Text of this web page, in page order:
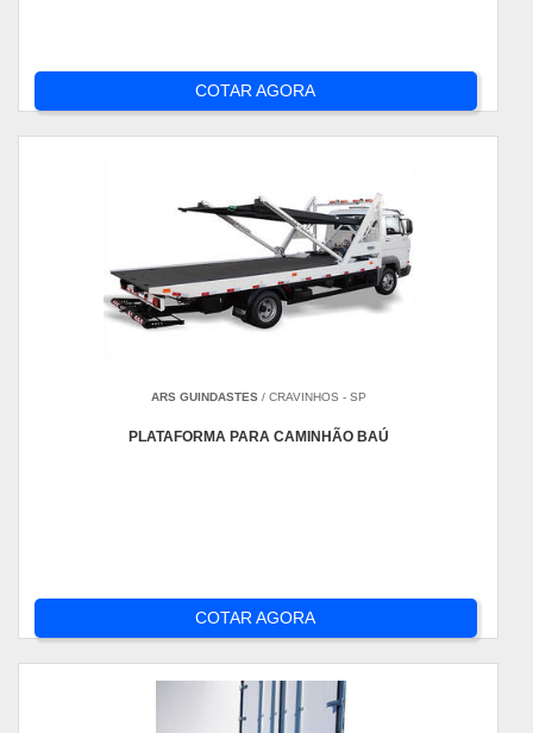
COTAR AGORA
ARS GUINDASTES/ CRAVINHOS - SP
PLATAFORMA PARA CAMINHÃO BAÚ
COTAR AGORA